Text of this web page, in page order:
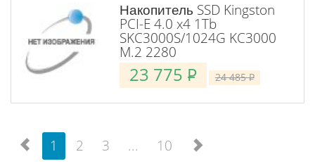
Накопитель SSD Kingston
PCI-E 4.0 x4 1Tb
SKC3000S/1024G KC3000
M.2 2280
23 775 P 24 485P
1 2 3 ... 10